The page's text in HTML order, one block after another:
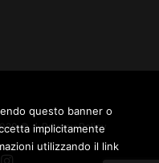
2020 © /Privacy Policy
questo banner o
implicitamente
utilizzando il link